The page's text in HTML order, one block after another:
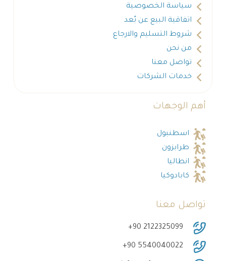
سياسة الخصوصية
اتفاقية البيع عن بُعد
شروط التسليم والارجاع
من نحن
تواصل معنا
خدمات الشركات
أهم الوجهات
اسطنبول
طرابزون
انطاليا
كابادوكيا
تواصل معنا
‎+90 2122325099
‎+90 5540040022